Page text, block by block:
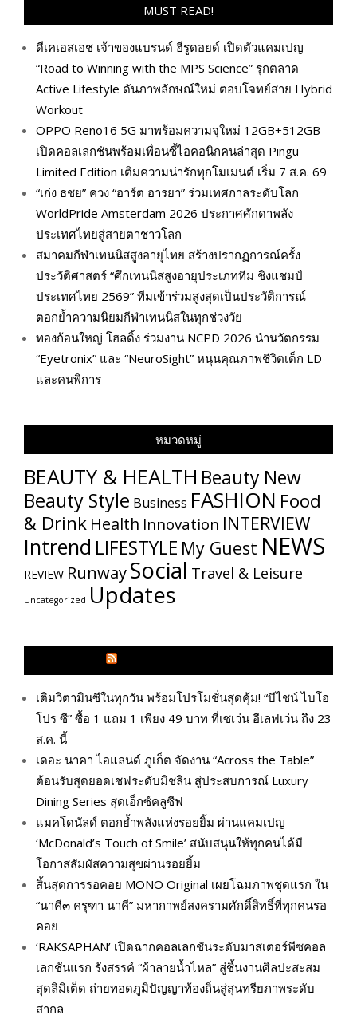
MUST READ!
ดีเคเอสเอช เจ้าของแบรนด์ ฮีรูดอยด์ เปิดตัวแคมเปญ
“Road to Winning with the MPS Science” รุกตลาด
Active Lifestyle ดันภาพลักษณ์ใหม่ ตอบโจทย์สาย Hybrid
Workout
OPPO Reno16 5G มาพร้อมความจุใหม่ 12GB+512GB
เปิดคอลเลกชันพร้อมเพื่อนซี้ไอคอนิกคนล่าสุด Pingu
Limited Edition เติมความน่ารักทุกโมเมนต์ เริ่ม 7 ส.ค. 69
“เก่ง ธชย” ควง “อาร์ต อารยา” ร่วมเทศกาลระดับโลก
WorldPride Amsterdam 2026 ประกาศศักดาพลัง
ประเทศไทยสู่สายตาชาวโลก
สมาคมกีฬาเทนนิสสูงอายุไทย สร้างปรากฏการณ์ครั้ง
ประวัติศาสตร์ “ศึกเทนนิสสูงอายุประเภททีม ชิงแชมป์
ประเทศไทย 2569” ทีมเข้าร่วมสูงสุดเป็นประวัติการณ์
ตอกย้ำความนิยมกีฬาเทนนิสในทุกช่วงวัย
ทองก้อนใหญ่ โฮลดิ้ง ร่วมงาน NCPD 2026 นำนวัตกรรม
“Eyetronix” และ “NeuroSight” หนุนคุณภาพชีวิตเด็ก LD
และคนพิการ
หมวดหมู่
BEAUTY & HEALTH Beauty New
Beauty Style Business FASHION Food
& Drink Health Innovation INTERVIEW
Intrend LIFESTYLE My​ Guest NEWS
REVIEW RunwaySocial Travel & Leisure
Uncategorized Updates
เติมวิตามินซีในทุกวัน พร้อมโปรโมชั่นสุดคุ้ม! “บีไชน์ ไบโอ
โปร ซี” ซื้อ 1 แถม 1 เพียง 49 บาท ที่เซเว่น อีเลฟเว่น ถึง 23
ส.ค. นี้
เดอะ นาคา ไอแลนด์ ภูเก็ต จัดงาน “Across the Table”
ต้อนรับสุดยอดเชฟระดับมิชลิน สู่ประสบการณ์ Luxury
Dining Series สุดเอ็กซ์คลูซีฟ
แมคโดนัลด์ ตอกย้ำพลังแห่งรอยยิ้ม ผ่านแคมเปญ
‘McDonald’s Touch of Smile’ สนับสนุนให้ทุกคนได้มี
โอกาสสัมผัสความสุขผ่านรอยยิ้ม
สิ้นสุดการรอคอย MONO Original เผยโฉมภาพชุดแรก ใน
“นาคี๓ ครุฑา นาคี” มหากาพย์สงครามศักดิ์สิทธิ์ที่ทุกคนรอ
คอย
‘RAKSAPHAN’ เปิดฉากคอลเลกชันระดับมาสเตอร์พีซคอล
เลกชันแรก รังสรรค์ “ผ้าลายน้ำไหล” สู่ชิ้นงานศิลปะสะสม
สุดลิมิเต็ด ถ่ายทอดภูมิปัญญาท้องถิ่นสู่สุนทรียภาพระดับ
สากล